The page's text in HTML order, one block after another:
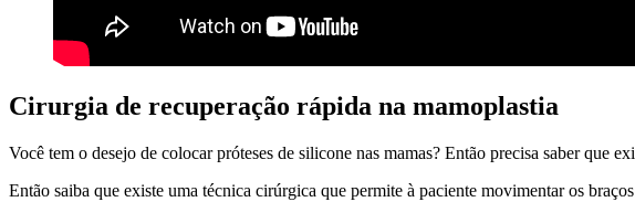
Cirurgia de recuperação rápida na mamoplastia
Você tem o desejo de colocar próteses de silicone nas mamas? Então precisa saber que
Então saiba que existe uma técnica cirúrgica que permite à paciente movimentar os